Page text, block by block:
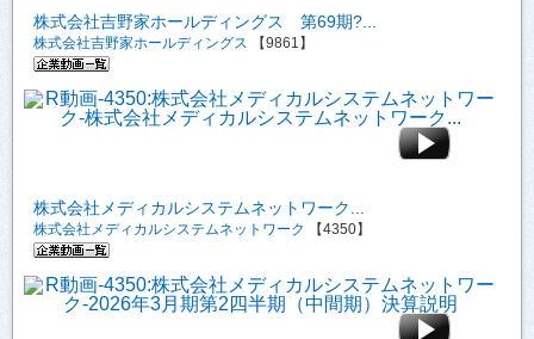
株式会社吉野家ホールディングス 第69期?...
株式会社吉野家ホールディングス 【9861】
株式会社メディカルシステムネットワーク...
株式会社メディカルシステムネットワーク 【4350】